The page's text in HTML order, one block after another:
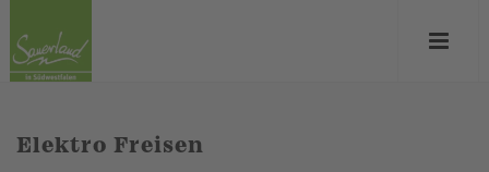
Elektro Freisen